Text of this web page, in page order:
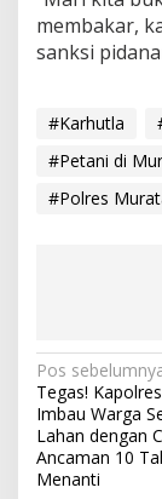
membakar,
sanksi
#Karhutla
#Petani di
#Polres
N
a
v
i
Pos
Tegas!
Imbau Warga
Lahan dengan
Ancaman 10
Menanti